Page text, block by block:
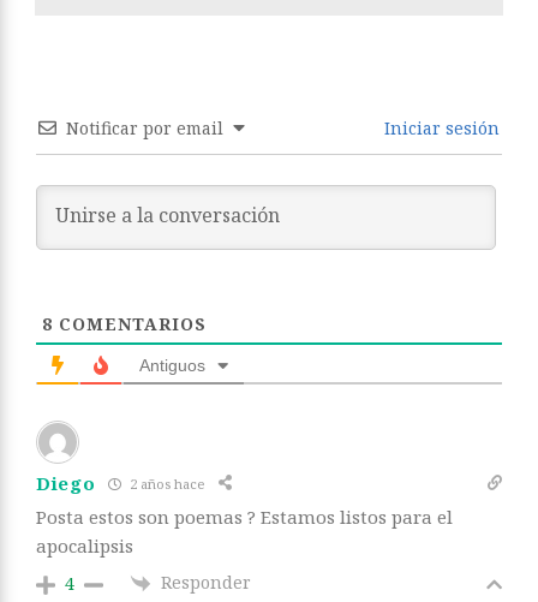
Notificar por email Iniciar sesión
8 COMENTARIOS
Antiguos
Diego 2 años hace
Posta estos son poemas ? Estamos listos para el
apocalipsis
4 Responder